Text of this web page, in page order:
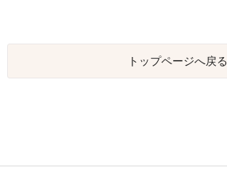
トップページへ戻る